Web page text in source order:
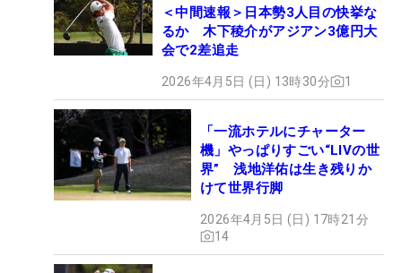
＜中間速報＞日本勢3人目の快挙な
るか 木下稜介がアジアン3億円大
会で2差追走
2026年4月5日 (日) 13時30分 1
「一流ホテルにチャーター
機」やっぱりすごい“LIVの世
界” 浅地洋佑は生き残りか
けて世界行脚
2026年4月5日 (日) 17時21分
14